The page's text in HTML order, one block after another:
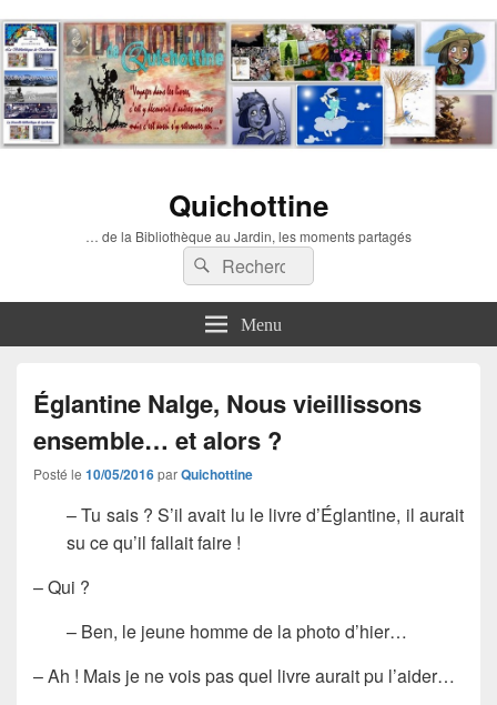
Quichottine
… de la Bibliothèque au Jardin, les moments partagés
Recherche :
Rechercher
Menu
Églantine Nalge, Nous vieillissons
ensemble… et alors ?
Posté le 10/05/2016parQuichottine
– Tu sais ? S’il avait lu le livre d’Églantine, il aurait
su ce qu’il fallait faire !
– Qui ?
– Ben, le jeune homme de la photo d’hier…
– Ah ! Mais je ne vois pas quel livre aurait pu l’aider…